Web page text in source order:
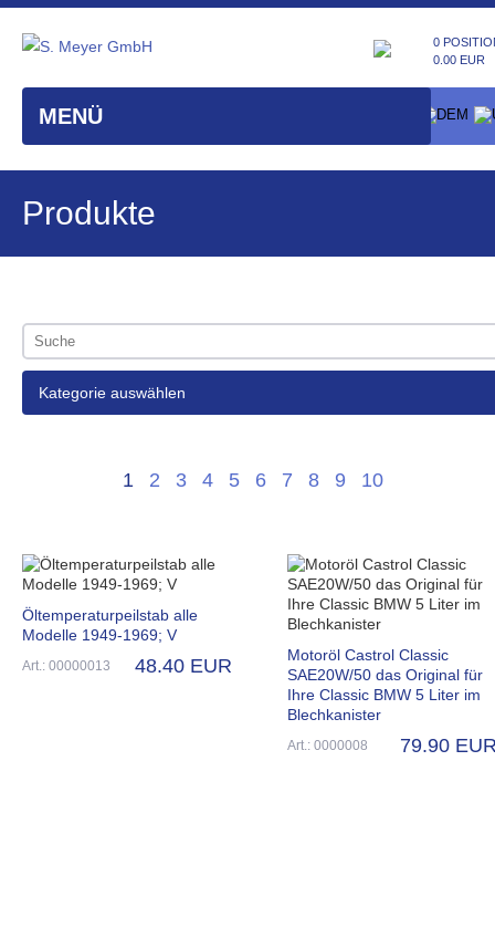
MENÜ
0
0.00 EUR
Produkte
Kategorie auswählen
1 2 3 4 5 6 7 8 9 10
Öltemperaturpeilstab alle
Modelle 1949-1969; V
Art.: 00000013 48.40 EUR
Motoröl Castrol Classic
SAE20W/50 das Original für
Ihre Classic BMW 5 Liter im
Blechkanister
Art.: 0000008 79.90